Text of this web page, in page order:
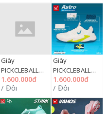
Giày
PICKCLEBALL
WIKA RUTA
36=>44, 163G
(QUANG
DƯƠNG)
1.600.000đ
/ Đôi
Giày
PICKCLEBALL
WIKA ASTRO
36=>45, 163G
(QUANG
DƯƠNG) NY1099
1.600.000đ
/ Đôi